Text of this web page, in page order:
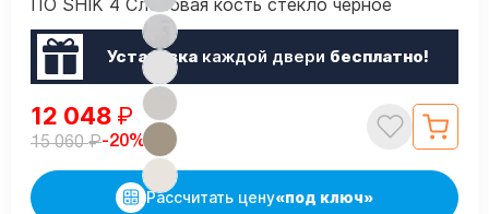
Установкакаждой двери бесплатно!
12 048 ₽
15 060₽-20%
Рассчитать цену«под ключ»